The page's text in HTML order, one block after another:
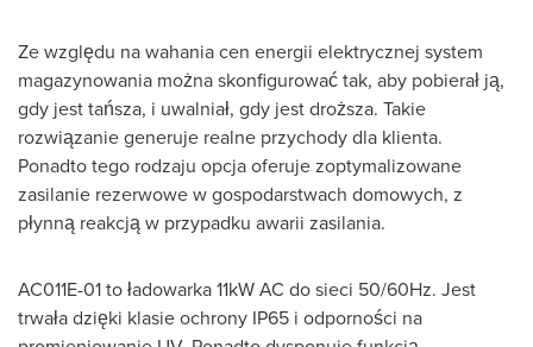
Ze względu na wahania cen energii elektrycznej system
magazynowania można skonfigurować tak, aby pobierał ją,
gdy jest tańsza, i uwalniał, gdy jest droższa. Takie
rozwiązanie generuje realne przychody dla klienta.
Ponadto tego rodzaju opcja oferuje zoptymalizowane
zasilanie rezerwowe w gospodarstwach domowych, z
płynną reakcją w przypadku awarii zasilania.
AC011E-01 to ładowarka 11kW AC do sieci 50/60Hz. Jest
trwała dzięki klasie ochrony IP65 i odporności na